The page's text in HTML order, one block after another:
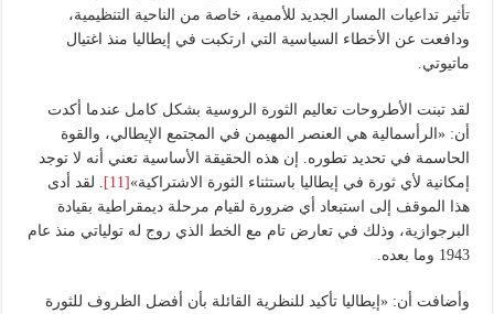
تأثير تداعيات المسار الجديد للأممية، خاصة من الناحية التنظيمية،
ودافعت عن الأخطاء السياسية التي ارتكبت في إيطاليا منذ اغتيال
ماتيوتي.
لقد تبنت الأطروحات تعاليم الثورة الروسية بشكل كامل عندما أكدت
أن: «الرأسمالية هي العنصر المهيمن في المجتمع الإيطالي، والقوة
الحاسمة في تحديد تطوره. إن هذه الحقيقة الأساسية تعني أنه لا توجد
إمكانية لأي ثورة في إيطاليا باستثناء الثورة الاشتراكية»[11]
. لقد أدى
هذا الموقف إلى استبعاد أي ضرورة لقيام مرحلة ديمقراطية بقيادة
البرجوازية، وذلك في تعارض تام مع الخط الذي روج له تولياتي منذ عام
1943 وما بعده.
وأضافت أن: «إيطاليا تأكيد للنظرية القائلة بأن أفضل الظروف للثورة